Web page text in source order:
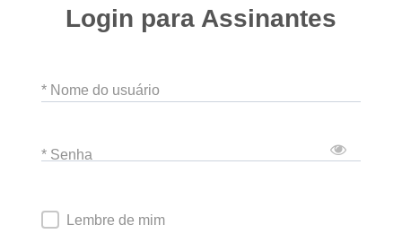
Login para Assinantes
* Nome do usuário
* Senha
Lembre de mim